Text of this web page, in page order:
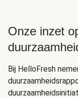
Onze inzet
Bij HelloFresh